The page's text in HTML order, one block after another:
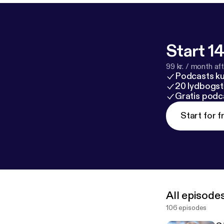
Start
99 kr. / month
Podcasts
20
Gratis
Start for
All
106 episodes